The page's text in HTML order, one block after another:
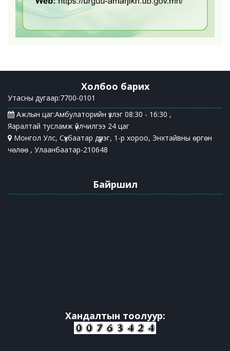
Холбоо барих
Утасны дугаар:7700-0101
Ажлын цаг:Амбулаторийн үзлэг 08:30 - 16:30 ,
Яаралтай тусламж үйлчилгээ 24 цаг
Монгол Улс, Сүхбаатар дүүрэг, 1-р хороо, Энхтайвны өргөн
чөлөө , Улаанбаатар-210648
Байршил
Хандалтын тоолуур: